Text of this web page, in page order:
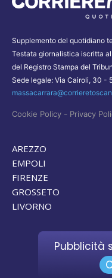
Supplemento del quotidiano
Testata giornalistica iscritta
del Registro Stampa del
Sede legale: Via Cairoli, 30 -
Cookie Policy - Privacy
AREZZO
EMPOLI
FIRENZE
GROSSETO
LIVORNO
Pubblicità